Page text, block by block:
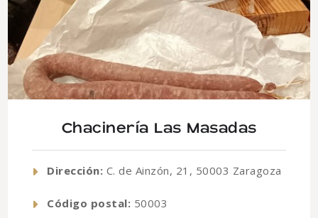
Chacinería Las Masadas
Dirección: C. de Ainzón, 21, 50003 Zaragoza
Código postal: 50003